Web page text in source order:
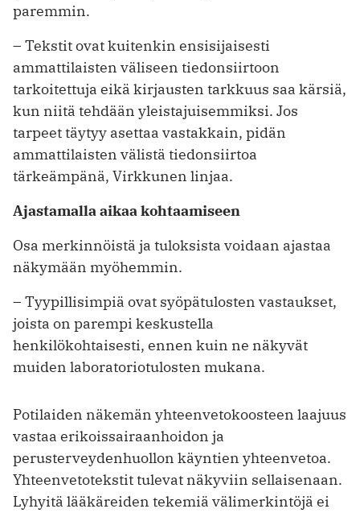
paremmin.
– Tekstit ovat kuitenkin ensisijaisesti
ammattilaisten väliseen tiedonsiirtoon
tarkoitettuja eikä kirjausten tarkkuus saa kärsiä,
kun niitä tehdään yleistajuisemmiksi. Jos
tarpeet täytyy asettaa vastakkain, pidän
ammattilaisten välistä tiedonsiirtoa
tärkeämpänä, Virkkunen linjaa.
Ajastamalla aikaa kohtaamiseen
Osa merkinnöistä ja tuloksista voidaan ajastaa
näkymään myöhemmin.
– Tyypillisimpiä ovat syöpätulosten vastaukset,
joista on parempi keskustella
henkilökohtaisesti, ennen kuin ne ­näkyvät
muiden laboratoriotulosten mukana.
Potilaiden näkemän yhteenvetokoosteen laajuus
vastaa erikoissairaanhoidon ja
perusterveydenhuollon käyntien yhteenvetoa.
Yhteenvetotekstit tulevat näkyviin sellaisenaan.
Lyhyitä lääkäreiden tekemiä välimerkintöjä ei